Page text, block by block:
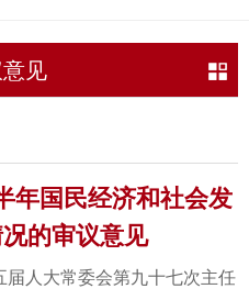
审议意见
见
年国民经济和社会发
的审议意见
届人大常委会第九十七次主任